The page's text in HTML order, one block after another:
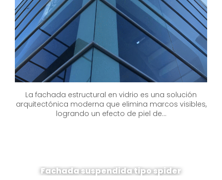
La fachada estructural en vidrio es una solución
arquitectónica moderna que elimina marcos visibles,
logrando un efecto de piel de...
Fachada suspendida tipo spider